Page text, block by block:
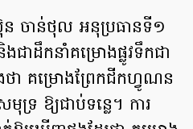
ន ចាន់ថុល អនុប្រធានទី១
ងជាដឹកនាំគម្រោងផ្លូវទឹក​ជា​
ងថា គម្រោងព្រែកជីកហ្វូណន
រ ឱ្យជាប់ទន្លេ។ ការ